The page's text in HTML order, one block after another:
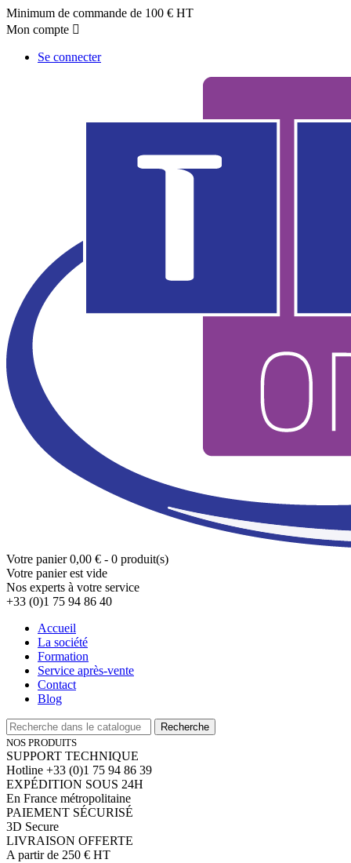
Minimum de commande de 100 € HT
Mon compte 
Se connecter
Votre panier 0,00 € - 0 produit(s)
Votre panier est vide
Nos experts à votre service
+33 (0)1 75 94 86 40
Accueil
La société
Formation
Service après-vente
Contact
Blog
Recherche
NOS PRODUITS
SUPPORT TECHNIQUE
Hotline +33 (0)1 75 94 86 39
EXPÉDITION SOUS 24H
En France métropolitaine
PAIEMENT SÉCURISÉ
3D Secure
LIVRAISON OFFERTE
A partir de 250 € HT